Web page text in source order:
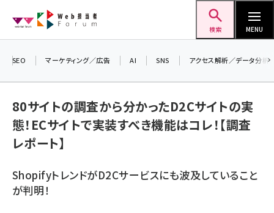
ン
検索 MENU
seo (3523)
youtube (2429)
SEO マーケティング／広告 AI SNS アクセス解析／データ分析
80サイトの調査から分かったD2Cサイトの実
態！ECサイトで実装すべき機能はコレ！【調査
レポート】
ShopifyトレンドがD2Cサービスにも波及していること
が判明！